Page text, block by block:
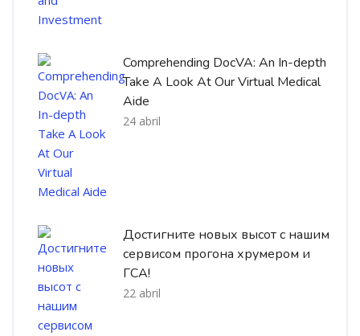
Comprehending DocVA: An In-depth
Take A Look At Our Virtual Medical
Aide
24 abril
Достигните новых высот с нашим
сервисом прогона хрумером и
ГСА!
22 abril